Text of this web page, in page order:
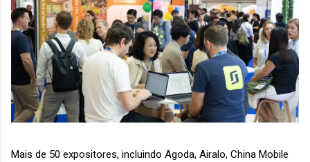
Mais de 50 expositores, incluindo Agoda, Airalo, China Mobile